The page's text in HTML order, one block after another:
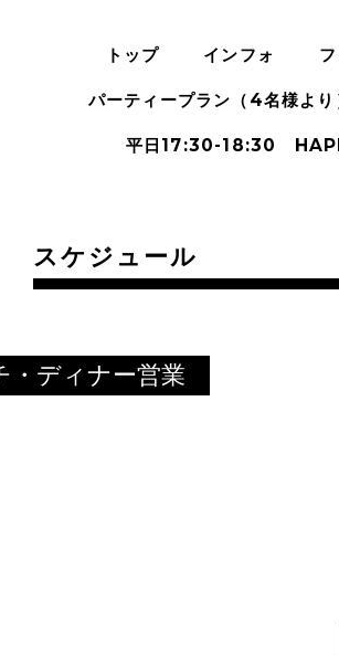
トップ インフォ
パーティープラン（4名様より
平日17:30-18:30
スケジュール
・ディナー営業